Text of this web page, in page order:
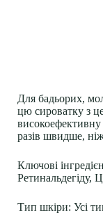
Для бадьорих,
цю сироватку з
разів швидше,
Ключові
Ретинальдегіду,
Тип шкіри: Усі